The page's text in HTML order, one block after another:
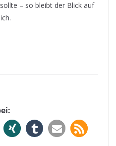
– so bleibt der Blick auf